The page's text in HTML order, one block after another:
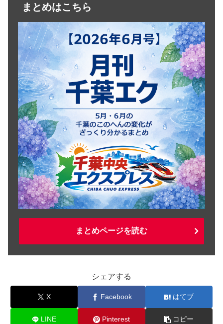
まとめはこちら
まとめページを読む
シェアする
X Facebook はてブ
LINE Pinterest コピー